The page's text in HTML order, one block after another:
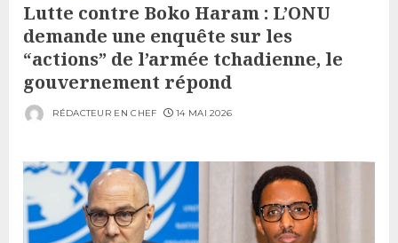
Lutte contre Boko Haram : L’ONU
demande une enquête sur les
“actions” de l’armée tchadienne, le
gouvernement répond
RÉDACTEUR EN CHEF 14 MAI 2026